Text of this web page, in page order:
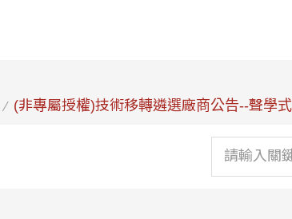
(非專屬授權)技術移轉遴選廠商公告--聲學